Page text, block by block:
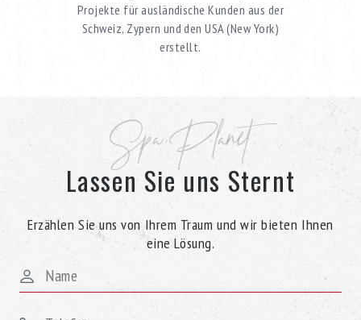
Projekte für ausländische Kunden aus der
Schweiz, Zypern und den USA (New York)
erstellt.
Spa Planet
Lassen Sie uns Sternt
Erzählen Sie uns von Ihrem Traum und wir bieten Ihnen
eine Lösung.